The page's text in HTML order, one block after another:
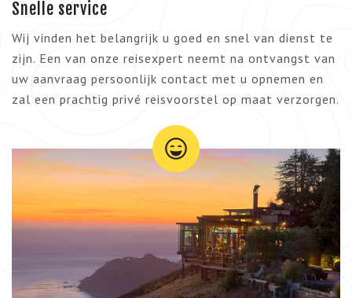
Snelle service
Wij vinden het belangrijk u goed en snel van dienst te
zijn. Een van onze reisexpert neemt na ontvangst van
uw aanvraag persoonlijk contact met u opnemen en
zal een prachtig privé reisvoorstel op maat verzorgen.